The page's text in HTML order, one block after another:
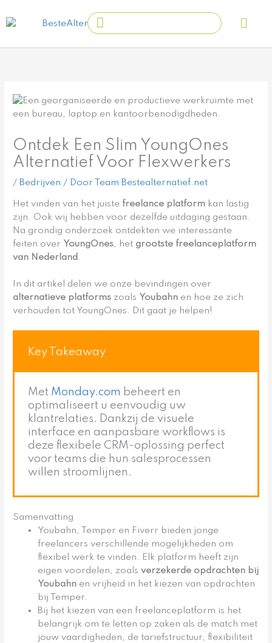
naar
inhoud
Main
Search
...
Ontdek Een Slim YoungOnes
Alternatief Voor Flexwerkers
/ Bedrijven / Door Team Bestealternatief.net
Het vinden van het juiste freelance platform kan lastig
zijn. Ook wij hebben voor dezelfde uitdaging gestaan.
Na grondig onderzoek ontdekten we interessante
feiten over YoungOnes, het grootste freelanceplatform
van Nederland .
In dit artikel delen we onze bevindingen over
alternatieve platforms zoals Youbahn en hoe ze zich
verhouden tot YoungOnes. Dit gaat je helpen!
Key Takeaway
Met Monday.com beheert en
optimaliseert u eenvoudig uw
klantrelaties. Dankzij de visuele
interface en aanpasbare workflows is
deze flexibele CRM-oplossing perfect
voor teams die hun salesprocessen
willen stroomlijnen.
Samenvatting
Youbahn, Temper en Fiverr bieden jonge
freelancers verschillende mogelijkheden om
flexibel werk te vinden. Elk platform heeft zijn
eigen voordelen, zoalsverzekerde opdrachten bij
Youbahn en vrijheid in het kiezen van opdrachten
bij Temper.
Bij het kiezen van een freelanceplatform is het
belangrijk om te letten op zaken als de match met
jouw vaardigheden, de tariefstructuur, flexibiliteit